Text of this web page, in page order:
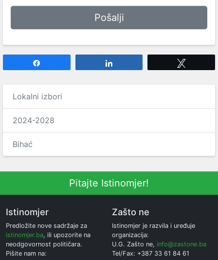
Lokalni izbori
2024-2028
Bihać
Pitajte Istinomjer!
Istinomjer
Predložite nove sadržaje za
istinomjer.ba, ili upozorite na
neodgovornost političara.
Pišite nam na:
Zašto ne
Istinomjer je razvila i uređuje
organizacija:
U.G. Zašto ne, info@zastone.ba
Tel/Fax: +387 33 61 84 61